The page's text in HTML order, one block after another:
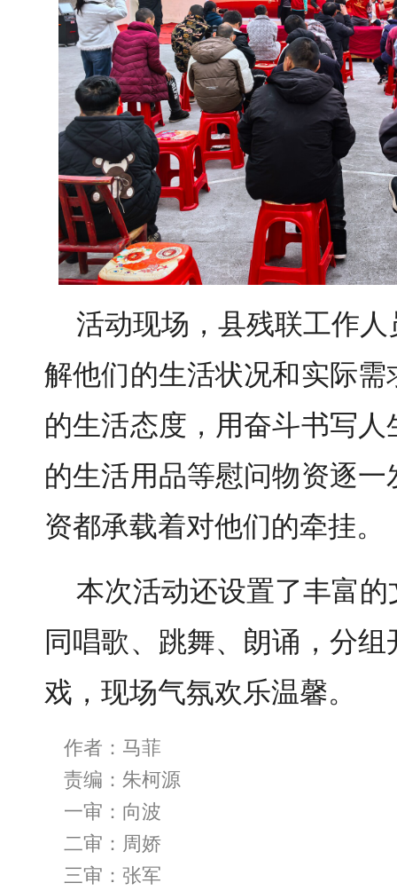
活动现场，县残联工作
解他们的生活状况和实际
的生活态度，用奋斗书写
的生活用品等慰问物资逐
资都承载着对他们的牵挂。
本次活动还设置了丰富
同唱歌、跳舞、朗诵，分
戏，现场气氛欢乐温馨。
作者：马菲
责编：朱柯源
一审：向波
二审：周娇
三审：张军